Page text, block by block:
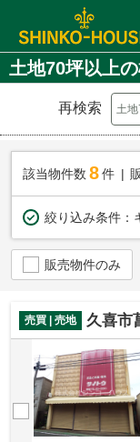
土地70坪以上
再検索
該当物件数 8件
絞り込み条件：
販売物件のみ
売買 | 売地 久喜